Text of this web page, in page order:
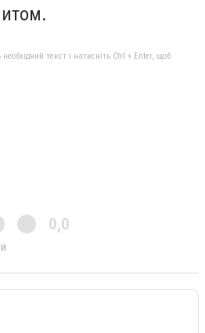
текст і натисніть Ctrl + Enter, щоб
0,0